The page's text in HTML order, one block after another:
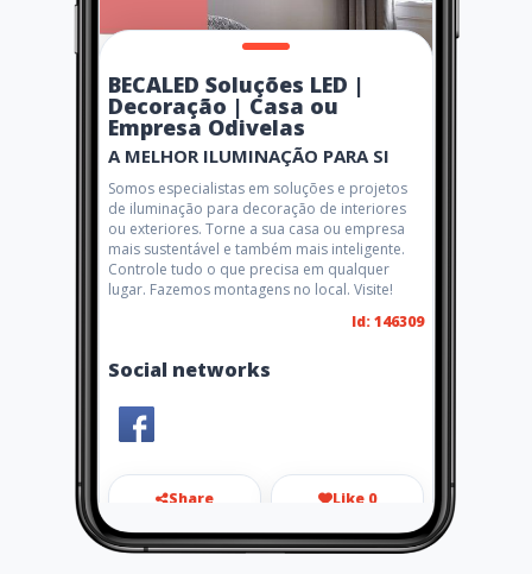
BECALED Soluções LED |
Decoração | Casa ou
Empresa Odivelas
A MELHOR ILUMINAÇÃO PARA SI
Somos especialistas em soluções e projetos
de iluminação para decoração de interiores
ou exteriores. Torne a sua casa ou empresa
mais sustentável e também mais inteligente.
Controle tudo o que precisa em qualquer
lugar. Fazemos montagens no local. Visite!
Id: 146309
Social networks
Share Like 0